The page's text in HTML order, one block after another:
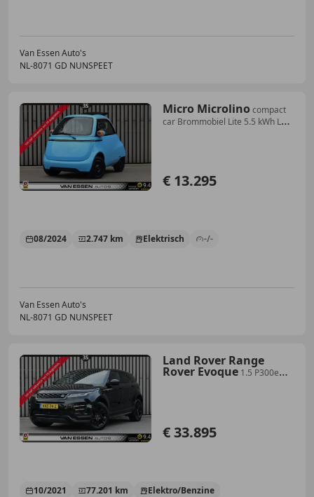
Van Essen Auto's
NL-8071 GD NUNSPEET
Micro Microlino compact
car Brommobiel Lite 5.5 kWh L6
€ 13.295
08/2024 2.747 km Elektrisch -/-
Van Essen Auto's
NL-8071 GD NUNSPEET
Land Rover Range
Rover Evoque 1.5 P300e
€ 33.895
10/2021 77.201 km
Elektro/Benzine